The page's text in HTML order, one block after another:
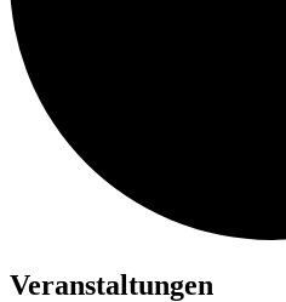
Veranstaltungen